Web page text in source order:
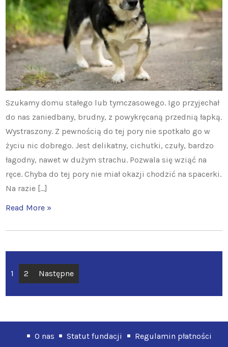
Szukamy domu stałego lub tymczasowego. Igo przyjechał
do nas zaniedbany, brudny, z powykręcaną przednią łapką.
Wystraszony. Z pewnością do tej pory nie spotkało go w
życiu nic dobrego. Jest delikatny, cichutki, czuły, bardzo
łagodny, nawet w dużym strachu. Pozwala się wziąć na
ręce. Chyba do tej pory nie miał okazji chodzić na spacerki.
Na razie […]
Read More »
Stronicowanie
wpisów
1 2 Następne
O nas Statut fundacji
Regulamin płatności